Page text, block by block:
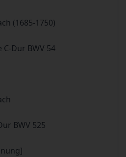
(1685-1750)
Dur BWV 54
BWV 525